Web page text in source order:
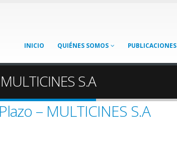
INICIO QUIÉNES SOMOS PUBLICACIONES
S.A
– MULTICINES S.A